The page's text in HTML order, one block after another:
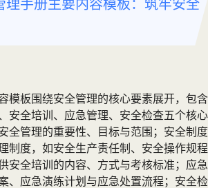
理手册主要内容模板：筑牢安全
模板围绕安全管理的核心要素展开，包含
安全培训、应急管理、安全检查五个核心
全管理的重要性、目标与范围；安全制度
制度，如安全生产责任制、安全操作规程
安全培训的内容、方式与考核标准；应急
、应急演练计划与应急处置流程；安全检